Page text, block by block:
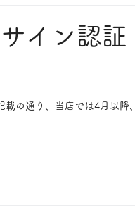
イン認証
の通り、当店では4月以降、